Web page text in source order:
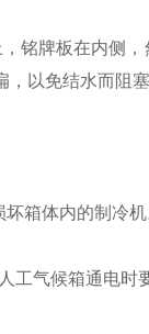
牌板在内侧，
，以免结水而阻
坏箱体内的制冷
工气候箱通电时